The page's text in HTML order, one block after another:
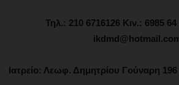
Τηλ.: 210 6716126 Κιν.: 6985
Ιατρείο: Λεωφ. Δημητρίου Γούναρη